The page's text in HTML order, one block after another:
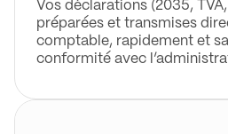
Vos déclarations (2035,
préparées et transmises
comptable, rapidement et
conformité avec